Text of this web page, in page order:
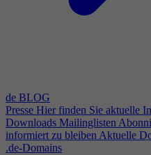
de BLOG
Presse Hier finden Sie aktuelle
Downloads Mailinglisten
informiert zu bleiben Aktuelle
.de-Domains